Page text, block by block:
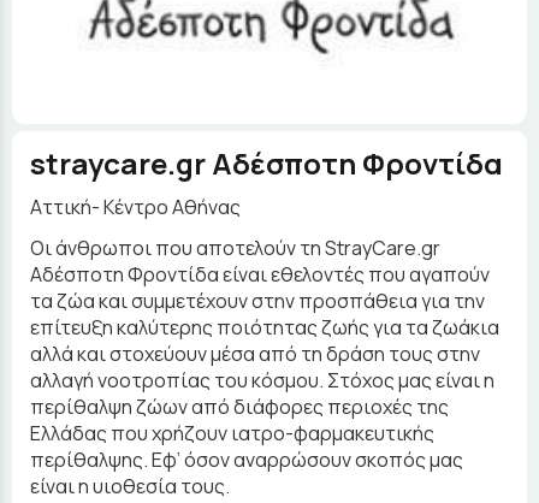
straycare.gr Aδέσποτη Φροντίδα
Αττική- Κέντρο Αθήνας
Οι άνθρωποι που αποτελούν τη StrayCare.gr
Aδέσποτη Φροντίδα είναι εθελοντές που αγαπούν
τα ζώα και συμμετέχουν στην προσπάθεια για την
επίτευξη καλύτερης ποιότητας ζωής για τα ζωάκια
αλλά και στοχεύουν μέσα από τη δράση τους στην
αλλαγή νοοτροπίας του κόσμου. Στόχος μας είναι η
περίθαλψη ζώων από διάφορες περιοχές της
Ελλάδας που χρήζουν ιατρο-φαρμακευτικής
περίθαλψης. Εφ’ όσον αναρρώσουν σκοπός μας
είναι η υιοθεσία τους.